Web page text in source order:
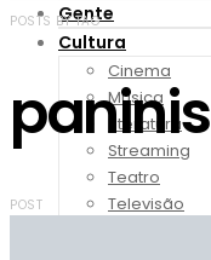
Gente
Cultura
Cinema
Música
Literatura
Streaming
Teatro
Televisão
POSTS BY TAG
paninis
POST